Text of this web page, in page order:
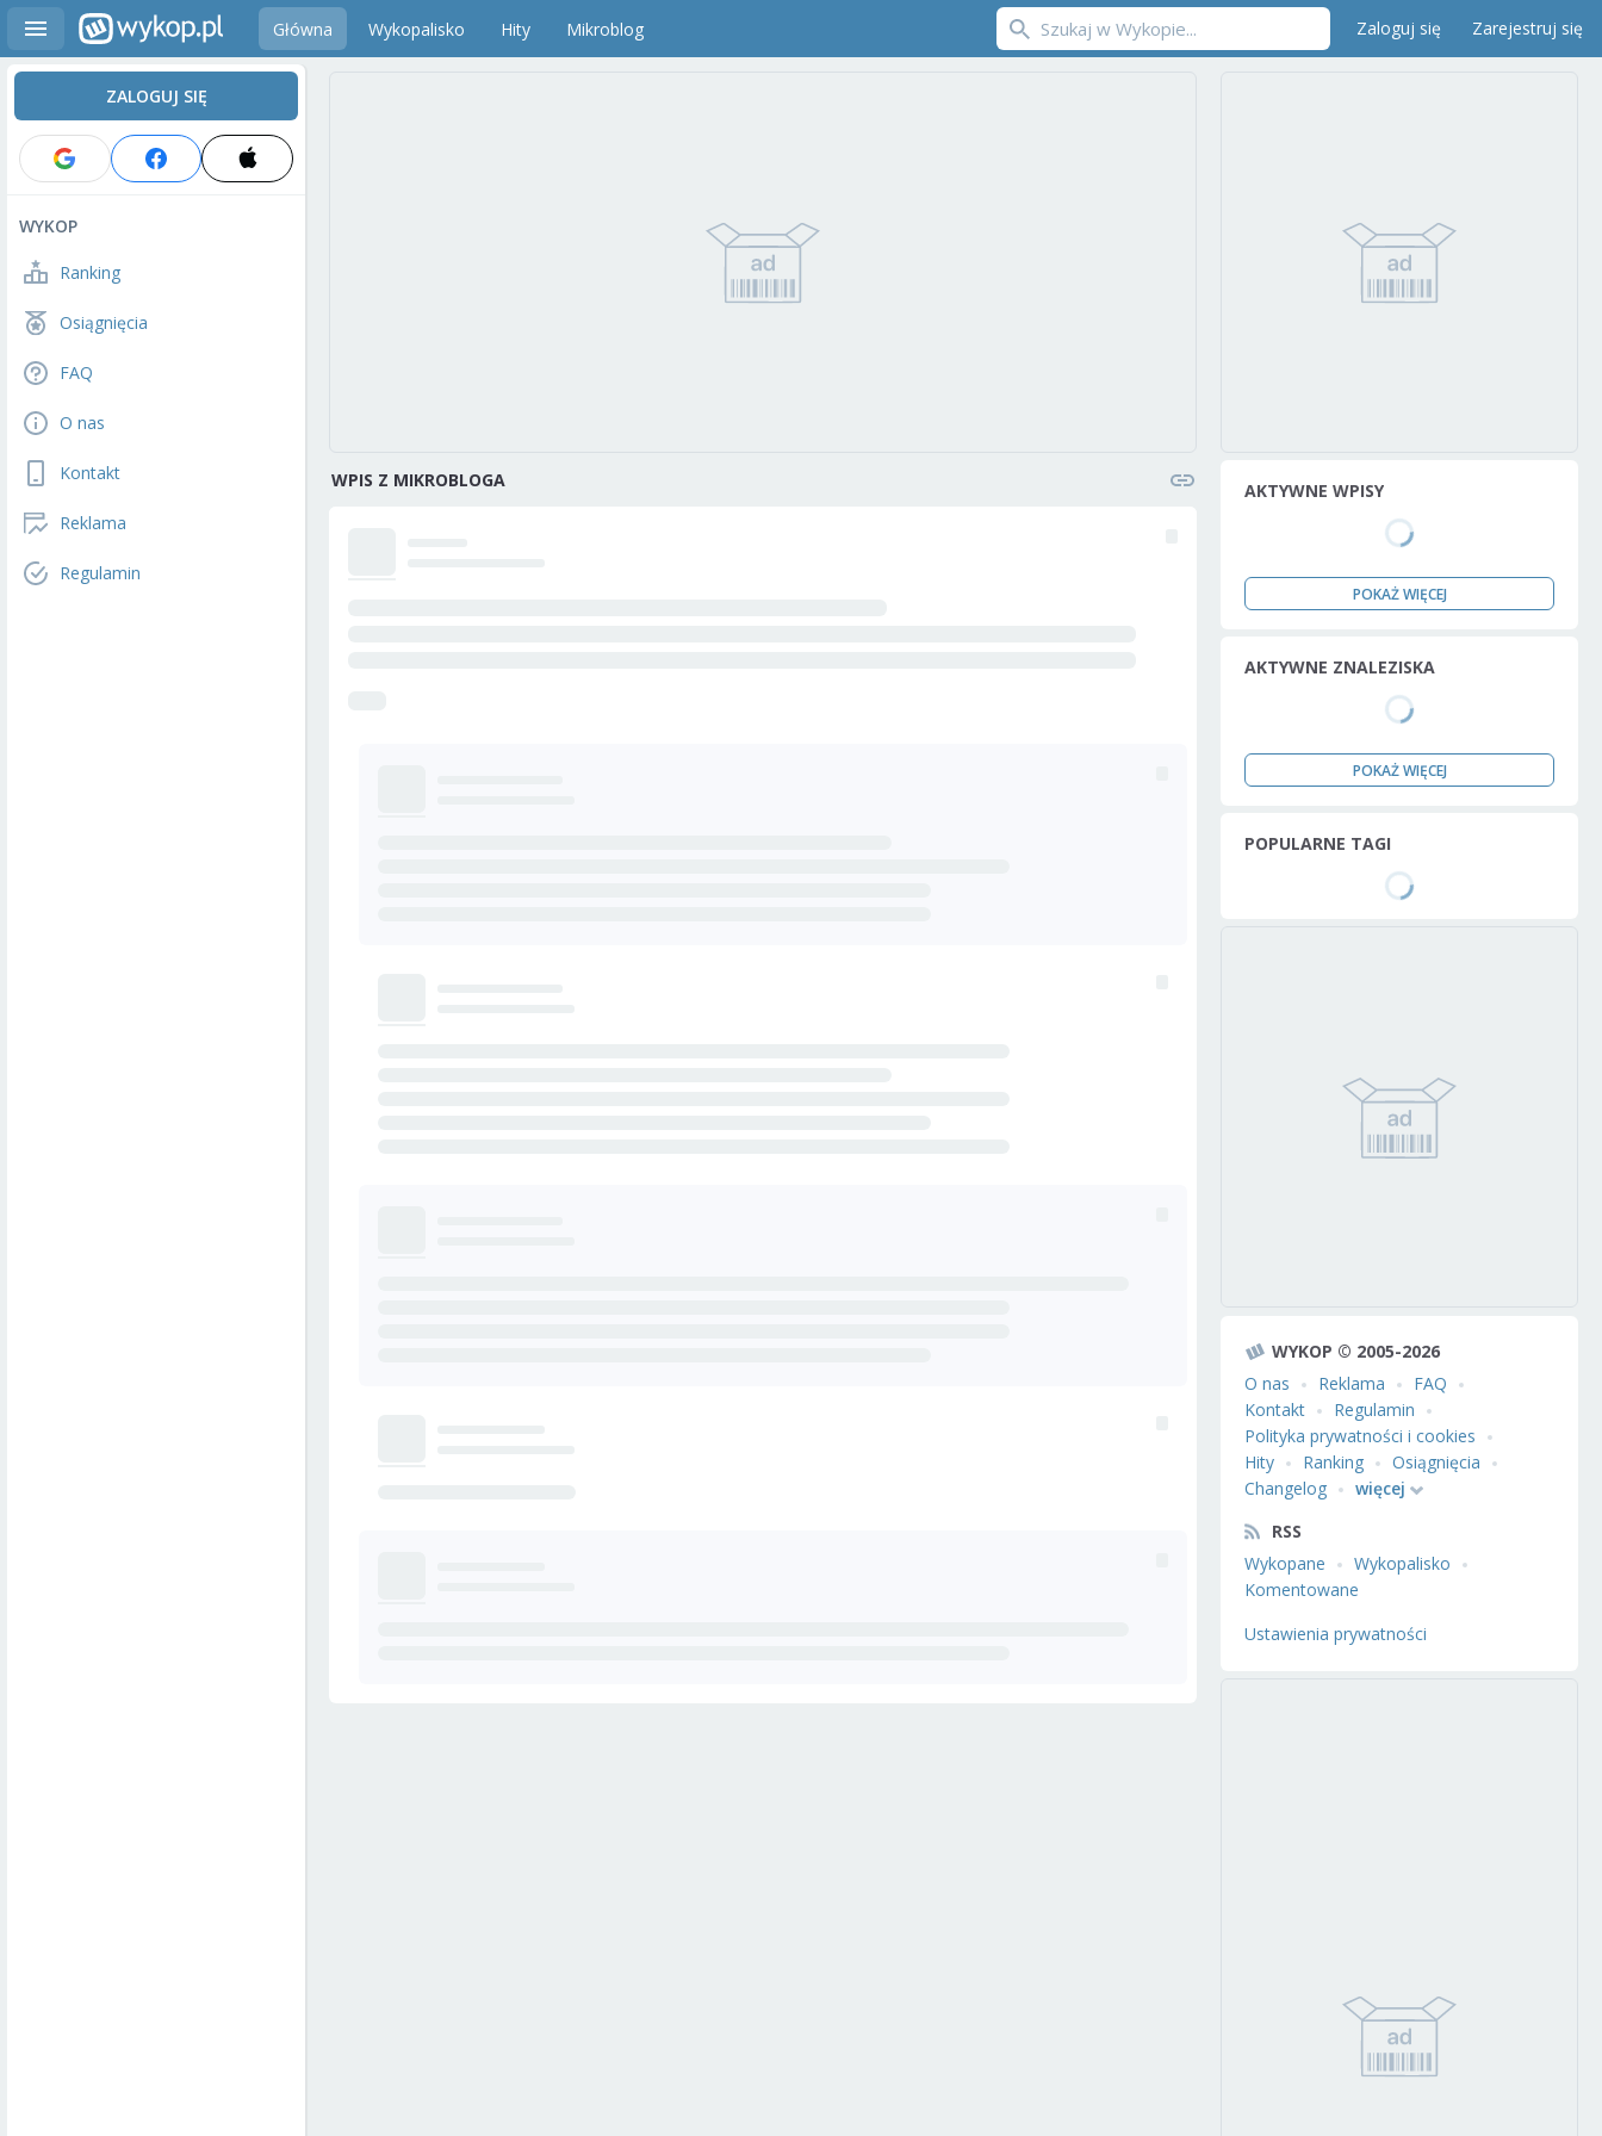
Główna Wykopalisko Hity Mikroblog Zaloguj się Zarejestruj się
ZALOGUJ SIĘ
WYKOP
Ranking
Osiągnięcia
FAQ
O nas
Kontakt
Reklama
Regulamin
WPIS Z MIKROBLOGA AKTYWNE WPISY
POKAŻ WIĘCEJ
AKTYWNE ZNALEZISKA
POKAŻ WIĘCEJ
POPULARNE TAGI
WYKOP © 2005-2026
O nas
Reklama
FAQ
Kontakt
Regulamin
Polityka prywatności i cookies
Hity
Ranking
Osiągnięcia
Changelog
więcej
RSS
Wykopane
Wykopalisko
Komentowane
Ustawienia prywatności